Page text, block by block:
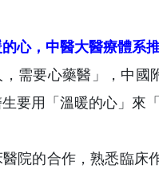
心，中醫大醫療體系
，需要心藥醫」，中
要用「溫暖的心」來
院的合作，熟悉臨床